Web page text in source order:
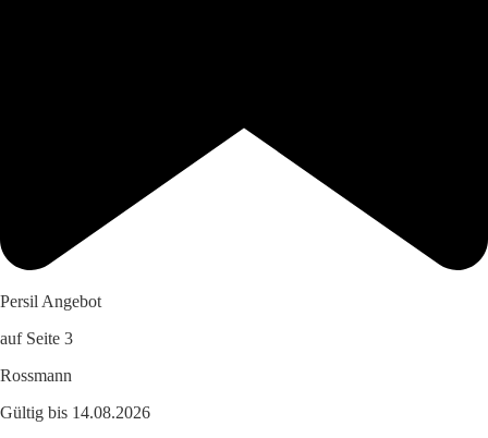
Persil Angebot
auf Seite 3
Rossmann
Gültig bis 14.08.2026